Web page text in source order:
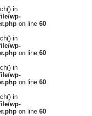
in
wp-
on line 60
in
wp-
on line 60
in
wp-
on line 60
in
wp-
on line 60